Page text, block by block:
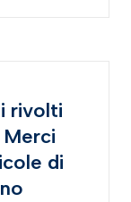
rivolti
di